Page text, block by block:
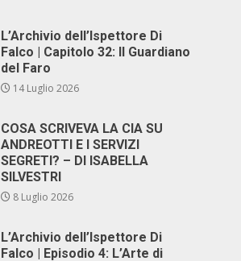
L’Archivio dell’Ispettore Di
Falco | Capitolo 32: Il Guardiano
del Faro
14 Luglio 2026
COSA SCRIVEVA LA CIA SU
ANDREOTTI E I SERVIZI
SEGRETI? – DI ISABELLA
SILVESTRI
8 Luglio 2026
L’Archivio dell’Ispettore Di
Falco | Episodio 4: L’Arte di